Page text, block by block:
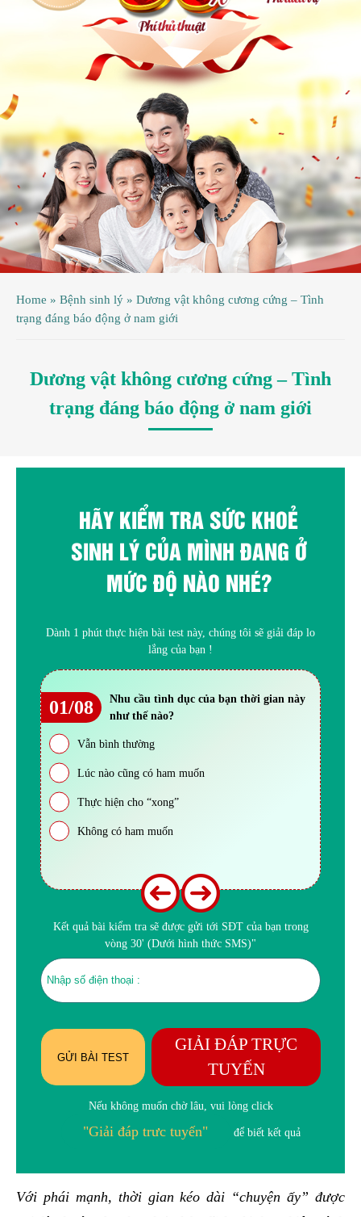
Home » Bệnh sinh lý» Dương vật không cương cứng – Tình
trạng đáng báo động ở nam giới
Dương vật không cương cứng – Tình
trạng đáng báo động ở nam giới
HÃY KIỂM TRA SỨC KHOẺ
SINH LÝ CỦA MÌNH ĐANG Ở
MỨC ĐỘ NÀO NHÉ?
Dành 1 phút thực hiện bài test này, chúng tôi sẽ giải đáp lo
lắng của bạn !
01/08
Nhu cầu tình dục của bạn thời gian này
như thế nào?
Vẫn bình thường
Lúc nào cũng có ham muốn
Thực hiện cho “xong”
Không có ham muốn
Kết quả bài kiểm tra sẽ được gửi tới SĐT của bạn trong
vòng 30' (Dưới hình thức SMS)"
GỬI BÀI TEST
GIẢI ĐÁP TRỰC
TUYẾN
Nếu không muốn chờ lâu, vui lòng click
"Giải đáp trưc tuyến" để biết kết quả
Với phái mạnh, thời gian kéo dài “chuyện ấy” được